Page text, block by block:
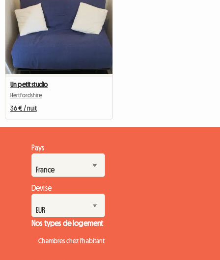
Un petit studio
Hertfordshire
36 € / nuit
Pays
Devise
Nos types de logement
Chambres chez l'habitant